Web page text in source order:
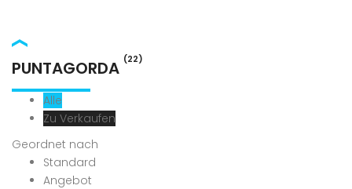
PUNTAGORDA (22)
Alle
Zu Verkaufen
Geordnet nach
Standard
Angebot